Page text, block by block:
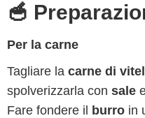
🥣
Per la carne
Tagliare la carne di
spolverizzarla con sale
Fare fondere il
burro in